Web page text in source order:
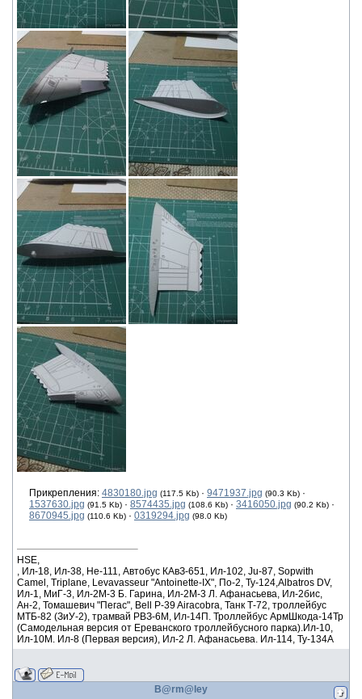
Прикрепления: 4830180.jpg (117.5 Kb) · 9471937.jpg (90.3 Kb) ·
1537630.jpg (91.5 Kb) · 8574435.jpg (108.6 Kb) · 3416050.jpg (90.2 Kb) ·
8670945.jpg (110.6 Kb) · 0319294.jpg (98.0 Kb)
HSE,
, Ил-18, Ил-38, He-111, Автобус КАвЗ-651, Ил-102, Ju-87, Sopwith
Camel, Triplane, Levavasseur "Antoinette-IX", По-2, Ту-124,Albatros DV,
Ил-1, МиГ-3, Ил-2М-3 Б. Гарина, Ил-2М-3 Л. Афанасьева, Ил-2бис,
Ан-2, Томашевич "Пегас", Bell P-39 Airacobra, Танк Т-72, троллейбус
МТБ-82 (ЗиУ-2), трамвай РВЗ-6М, Ил-14П. Троллейбус АрмШкода-14Тр
(Самодельная версия от Ереванского троллейбусного парка).Ил-10,
Ил-10М. Ил-8 (Первая версия), Ил-2 Л. Афанасьева. Ил-114, Ту-134А
B@rm@ley